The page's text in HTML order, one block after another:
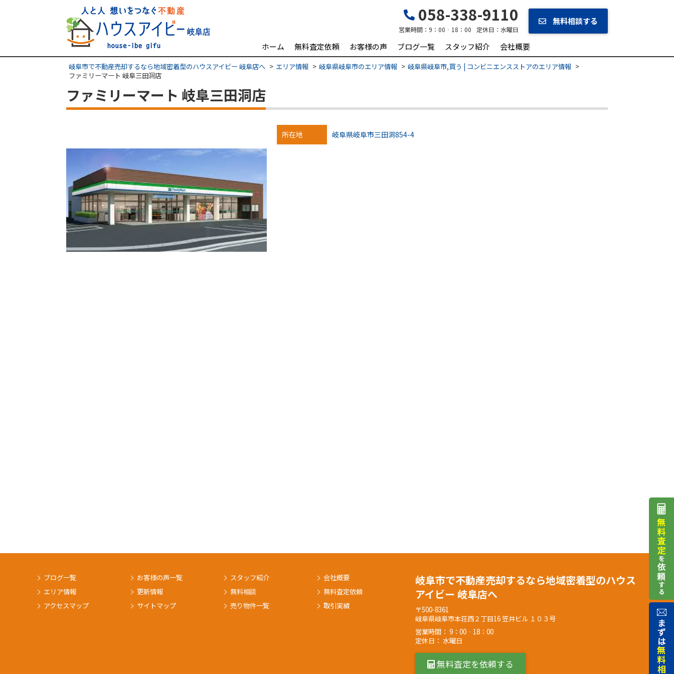
058-338-9110
営業時間： 9：00‐18：00 定休日： 水曜日
無料相談する
ホーム 無料査定依頼 お客様の声 ブログ一覧 スタッフ紹介 会社概要
岐阜市で不動産売却するなら地域密着型のハウスアイビー 岐阜店へ エリア情報 岐阜県岐阜市のエリア情報
岐阜県岐阜市,買う | コンビニエンスストアのエリア情報
ファミリーマート 岐阜三田洞店
ファミリーマート 岐阜三田洞店
所在地 岐阜県岐阜市三田洞854-4
ブログ一覧
エリア情報
アクセスマップ
お客様の声一覧
更新情報
サイトマップ
スタッフ紹介
無料相談
売り物件一覧
会社概要
無料査定依頼
取引実績
岐阜市で不動産売却するなら地域密着型のハウス
アイビー 岐阜店へ
〒500-8361
岐阜県岐阜市本荘西２丁目16 笠井ビル １０３号
営業時間： 9：00‐18：00
定休日： 水曜日
無料査定を依頼する